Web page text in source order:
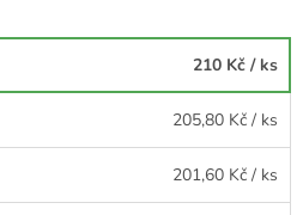
210 Kč / ks
205,80 Kč / ks
201,60 Kč / ks